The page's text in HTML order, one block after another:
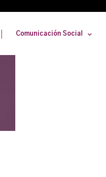
Comunicación Social